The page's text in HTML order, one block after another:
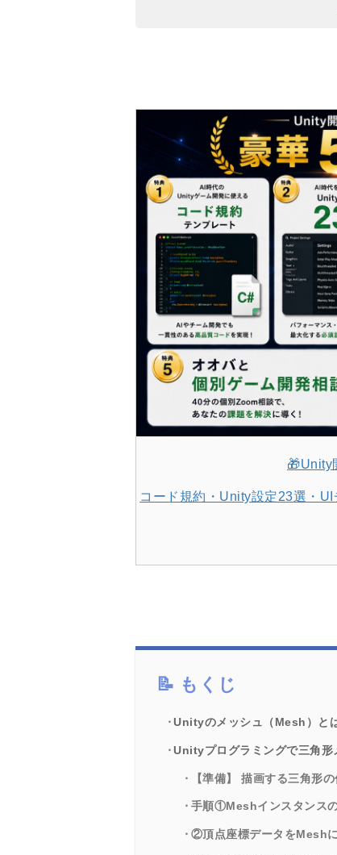
🎁Unity
コード規約・Unity設定23選・
もくじ
Unityのメッシュ（Mesh）と
Unityプログラミングで三角形
【準備】 描画する三角形
手順①Meshインスタンス
②頂点座標データをMesh